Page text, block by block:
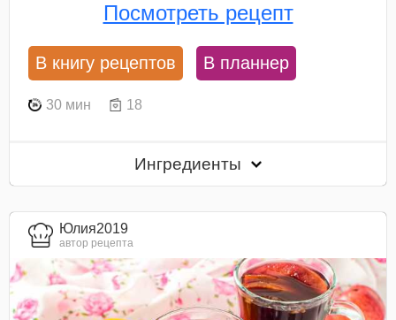
Посмотреть рецепт
В книгу рецептов В планнер
30 мин 18
Ингредиенты
Юлия2019
автор рецепта